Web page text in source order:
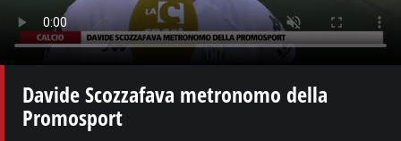
Davide Scozzafava metronomo della
Promosport